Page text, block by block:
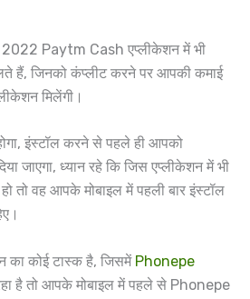
Paytm Cash एप्लीकेशन में भी
हैं, जिनको कंप्लीट करने पर आपकी कमाई
मिलेंगी।
इंस्टॉल करने से पहले ही आपको
जाएगा, ध्यान रहे कि जिस एप्लीकेशन में भी
तो वह आपके मोबाइल में पहली बार इंस्टॉल
का कोई टास्क है, जिसमें Phonepe
है तो आपके मोबाइल में पहले से Phonepe